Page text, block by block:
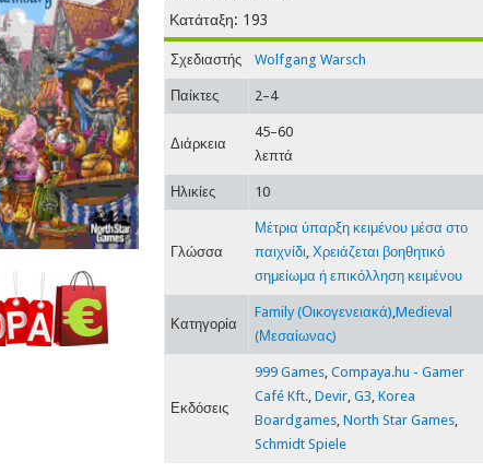
Κατάταξη: 193
Σχεδιαστής Wolfgang Warsch
Παίκτες 2–4
Διάρκεια
45–60
λεπτά
Ηλικίες 10
Γλώσσα
Μέτρια ύπαρξη κειμένου μέσα στο
παιχνίδι,Χρειάζεται βοηθητικό
σημείωμα ή επικόλληση κειμένου
Κατηγορία
Family (Οικογενειακά),Medieval
(Μεσαίωνας)
Εκδόσεις
999 Games,Compaya.hu - Gamer
Café Kft.,Devir,G3,Korea
Boardgames,North Star Games,
Schmidt Spiele